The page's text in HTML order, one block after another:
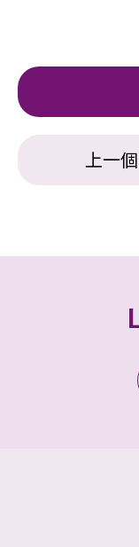
上一個